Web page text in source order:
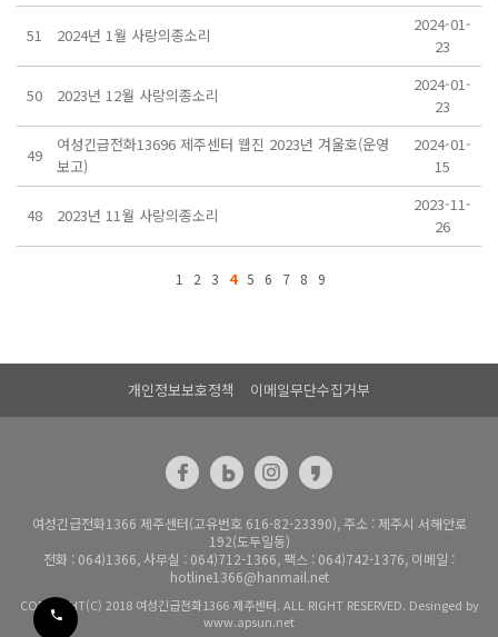
51 2024년 1월 사랑의종소리
2024-01-
23
50 2023년 12월 사랑의종소리
2024-01-
23
49
여성긴급전화13696 제주센터 웹진 2023년 겨울호(운영
보고)
2024-01-
15
48 2023년 11월 사랑의종소리
2023-11-
26
1 2 3 4 5 6 7 8 9
개인정보보호정책 이메일무단수집거부
여성긴급전화1366 제주센터(고유번호 616-82-23390), 주소 : 제주시 서해안로
192(도두일동)
전화 : 064)1366, 사무실 : 064)712-1366, 팩스 : 064)742-1376, 이메일 :
hotline1366@hanmail.net
COPYRIGHT(C) 2018 여성긴급전화1366 제주센터. ALL RIGHT RESERVED. Desinged by
www.apsun.net